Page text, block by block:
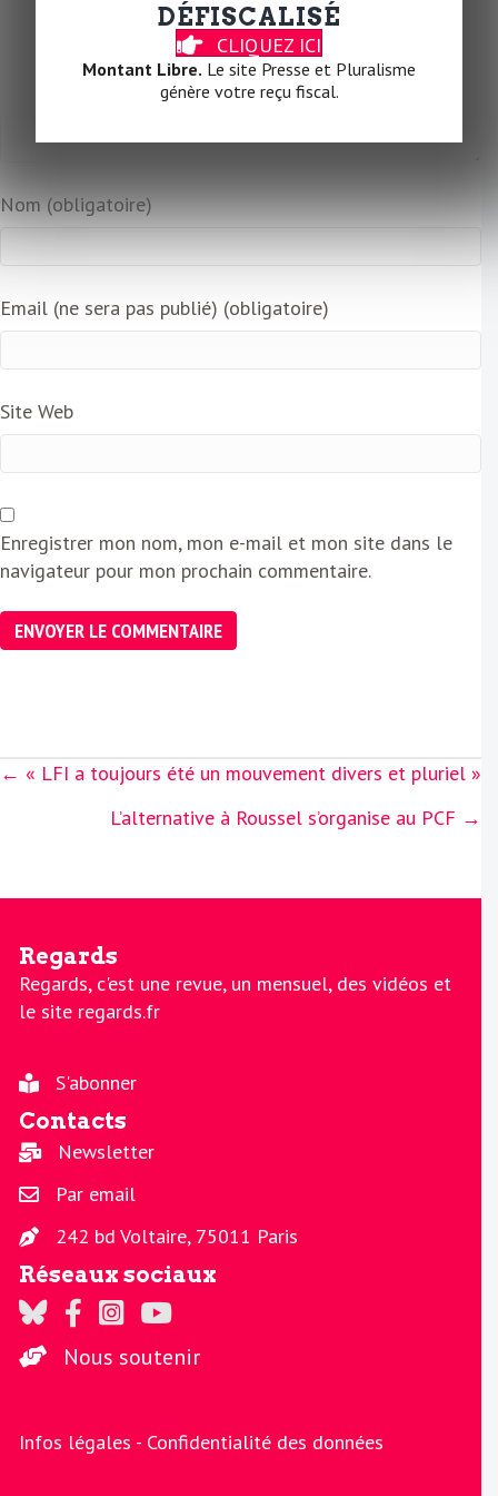
Nom (obligatoire)
Email (ne sera pas publié) (obligatoire)
Site Web
Enregistrer mon nom, mon e-mail et mon site dans le
navigateur pour mon prochain commentaire.
Posts
← « LFI a toujours été un mouvement divers et pluriel »
L’alternative à Roussel s’organise au PCF →
Regards
Regards, c'est une revue, un mensuel, des vidéos et
le site regards.fr
S'abonner
Contacts
Newsletter
Par email
242 bd Voltaire, 75011 Paris
Réseaux sociaux
Regards sur Twitter
Regards sur Facebook
Regards sur Instagram
La chaine Regards sur Youtube
Nous soutenir
Infos légales - Confidentialité des données
DÉFISCALISÉ
CLIQUEZ ICI
Montant Libre. Le site Presse et Pluralisme
génère votre reçu fiscal.